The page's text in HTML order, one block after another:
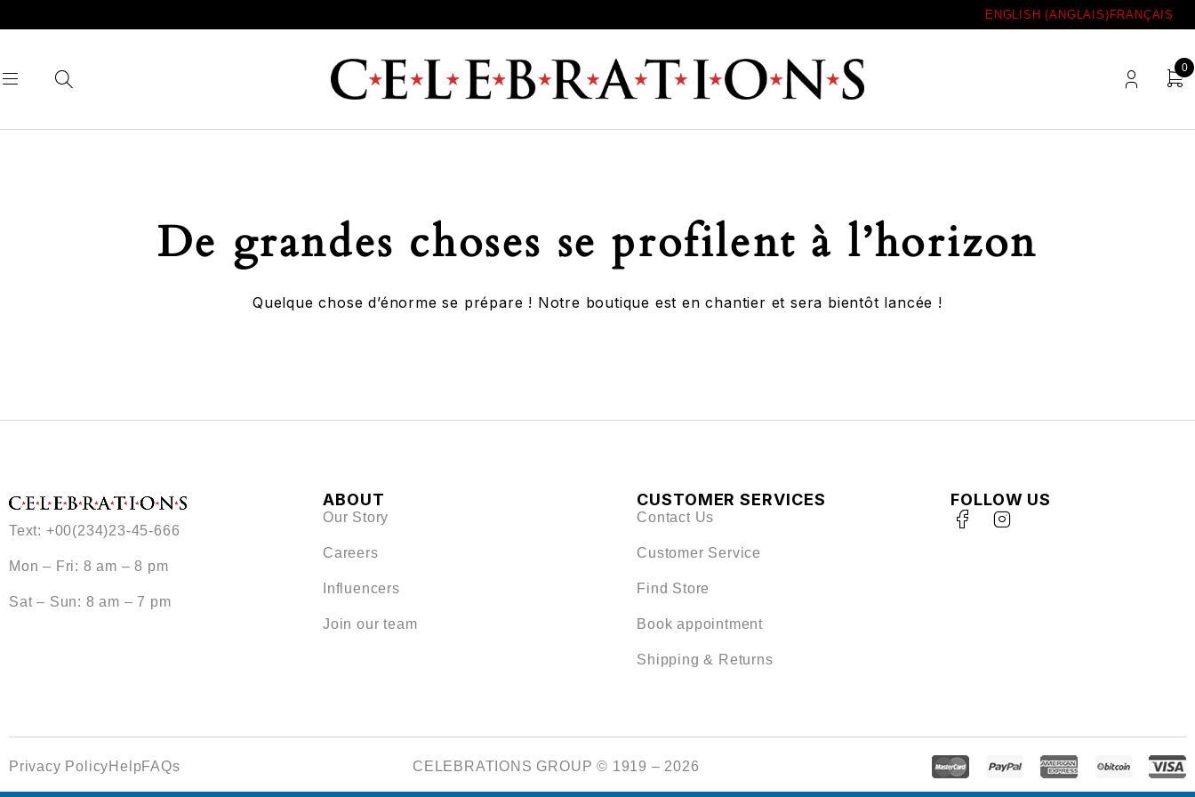
ENGLISH (ANGLAIS) FRANÇAIS
0
De grandes choses se profilent à l’horizon
Quelque chose d’énorme se prépare ! Notre boutique est en chantier et sera bientôt lancée !
Text: +00(234)23-45-666
Mon – Fri: 8 am – 8 pm
Sat – Sun: 8 am – 7 pm
ABOUT
Our Story
Careers
Influencers
Join our team
CUSTOMER SERVICES
Contact Us
Customer Service
Find Store
Book appointment
Shipping & Returns
FOLLOW US
Privacy Policy HelpFAQs CELEBRATIONS GROUP © 1919 – 2026